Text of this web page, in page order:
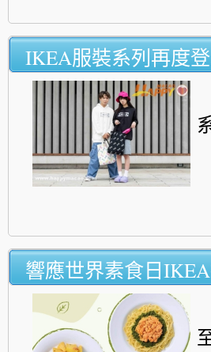
IKEA服裝系列再度
響應世界素食日